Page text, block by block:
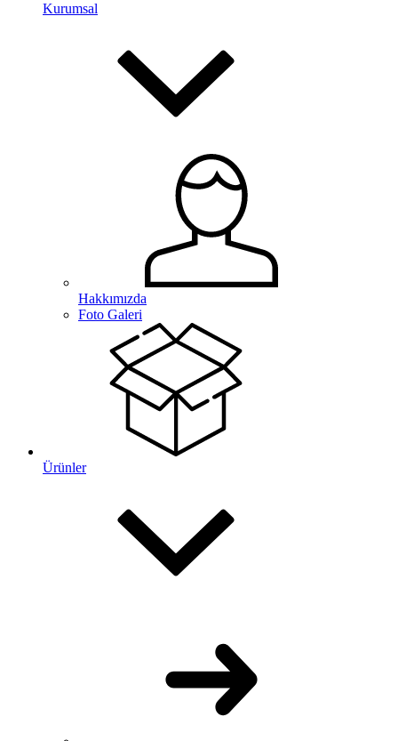
Kurumsal
Hakkımızda
Foto Galeri
Ürünler